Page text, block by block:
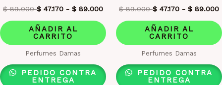
$89.000 $ 47.170 - $ 89.000
AÑADIR AL
CARRITO
Perfumes Damas
PEDIDO CONTRA
ENTREGA
$89.000 $ 47.170 - $ 89.000
AÑADIR AL
CARRITO
Perfumes Damas
PEDIDO CONTRA
ENTREGA